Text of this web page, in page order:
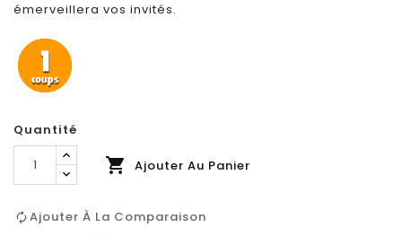
émerveillera vos invités.
Quantité
 Ajouter Au Panier
Ajouter À La Comparaison